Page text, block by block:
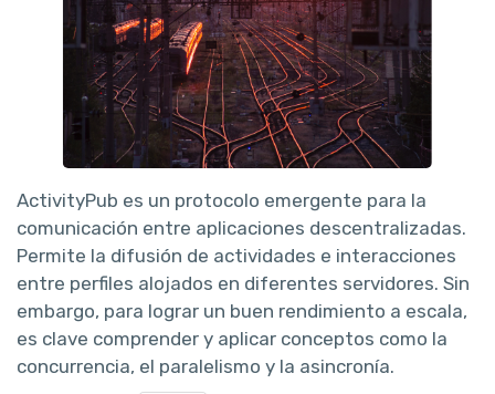
ActivityPub es un protocolo emergente para la
comunicación entre aplicaciones descentralizadas.
Permite la difusión de actividades e interacciones
entre perfiles alojados en diferentes servidores. Sin
embargo, para lograr un buen rendimiento a escala,
es clave comprender y aplicar conceptos como la
concurrencia, el paralelismo y la asincronía.